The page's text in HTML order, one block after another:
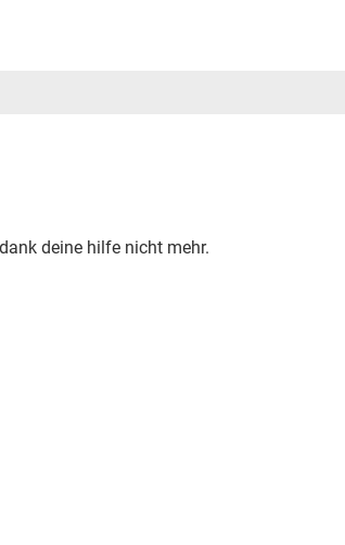
deine hilfe nicht mehr.